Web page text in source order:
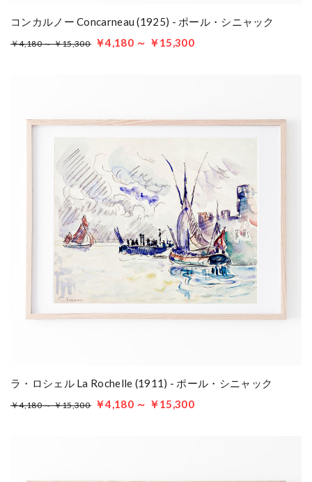
コンカルノー Concarneau (1925) - ポール・シニャック
￥4,180 ～ ￥15,300 ￥4,180 ～ ￥15,300
ラ・ロシェル La Rochelle (1911) - ポール・シニャック
￥4,180 ～ ￥15,300 ￥4,180 ～ ￥15,300